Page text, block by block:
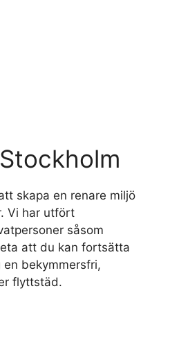
skapa en renare miljö
Vi har utfört
såsom
att du kan fortsätta
bekymmersfri,
flyttstäd.